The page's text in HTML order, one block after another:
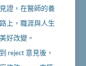
證，在醫師的養
上，職涯與人生
好改變。
reject 意見後，